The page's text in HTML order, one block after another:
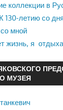
коллекции в
130-летию со
мной
жизнь, я
МУЗЕЯ